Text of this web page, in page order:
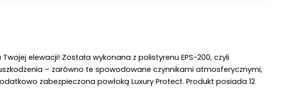
elewacji! Została wykonana z polistyrenu EPS-200, czyli
– zarówno te spowodowane czynnikami atmosferycznymi,
zabezpieczona powłoką Luxury Protect. Produkt posiada 12